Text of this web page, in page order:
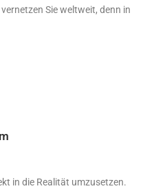
Sie weltweit, denn in
in die Realität umzusetzen.